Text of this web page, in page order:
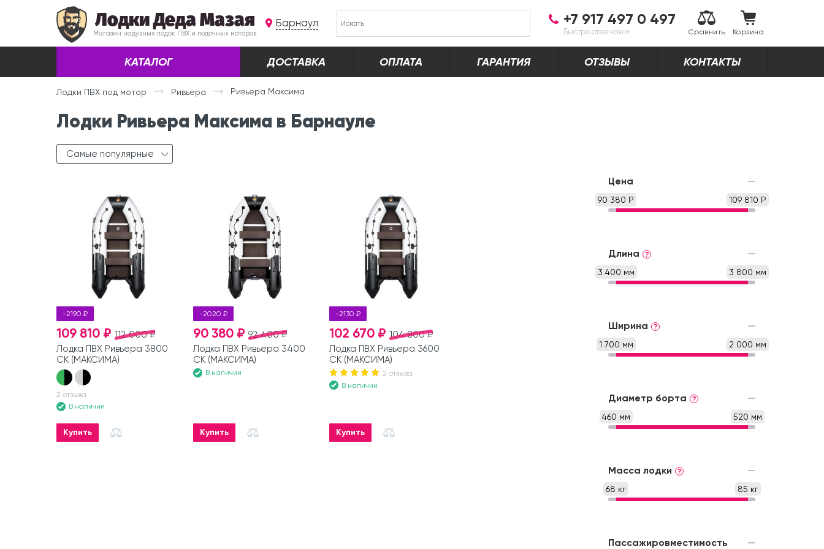
Лодки Деда Мазая
Магазин надувных лодок ПВХ и лодочных моторов
Барнаул +7 917 497 0 497
Быстро отвечаем Сравнить Корзина
КАТАЛОГ ДОСТАВКА ОПЛАТА ГАРАНТИЯ ОТЗЫВЫ КОНТАКТЫ
Лодки ПВХ под мотор Ривьера Ривьера Максима
Лодки Ривьера Максима в Барнауле
Самые популярные
-2190 ₽
112 000 ₽
109 810 ₽
Лодка ПВХ Ривьера 3800
СК (МАКСИМА)
2 отзыва
В наличии
Купить
-2020 ₽
92 400 ₽
90 380 ₽
Лодка ПВХ Ривьера 3400
СК (МАКСИМА)
В наличии
Купить
-2130 ₽
104 800 ₽
102 670 ₽
Лодка ПВХ Ривьера 3600
СК (МАКСИМА)
2 отзыва
В наличии
Купить
Цена
90 380 Р 109 810 Р
Длина ?
3 400 мм 3 800 мм
Ширина ?
1 700 мм 2 000 мм
Диаметр борта ?
460 мм 520 мм
Масса лодки ?
68 кг 85 кг
Пассажировместимость